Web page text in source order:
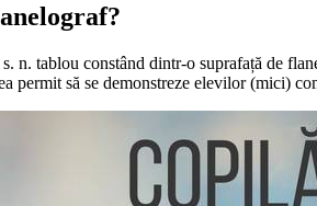
s. n. tablou constând dintr-o suprafață de
permit să se demonstreze elevilor (mici)